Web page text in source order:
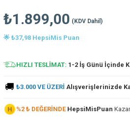
₺1.899,00 (KDV Dahil)
🌟 ₺37,98 HepsiMis Puan
HIZLI TESLİMAT: 1-2 İş Günü İçinde
🚚 ₺3.000 VE ÜZERİ Alışverişlerinizde
%2 ₺ DEĞERİNDE HepsiMisPuan